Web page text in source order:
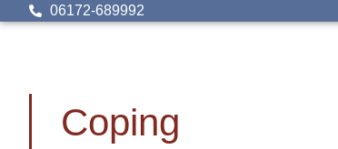
06172-689992
Coping